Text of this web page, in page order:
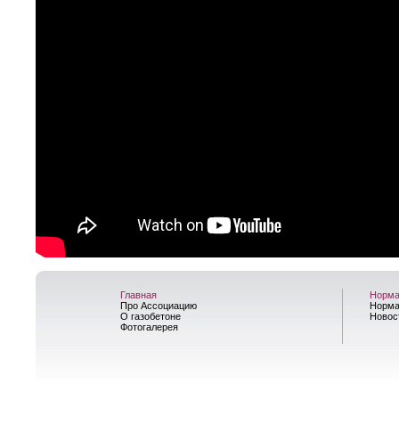
Главная
Про Ассоциацию
О газобетоне
Фотогалерея